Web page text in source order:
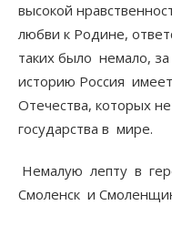
высокой
любви к Родине,
таких было немало,
историю Россия
Отечества, которых
государства в мире.
Немалую лепту в
Смоленск и